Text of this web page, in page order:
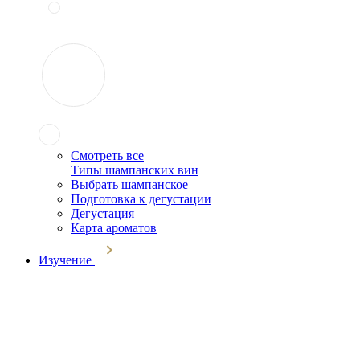
Смотреть все
Типы шампанских вин
Выбрать шампанское
Подготовка к дегустации
Дегустация
Карта ароматов
Изучение